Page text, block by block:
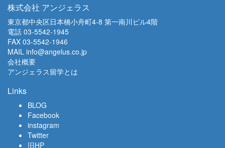
株式会社 アンジェラス
東京都中央区日本橋小舟町4-8 第一南川ビル4階
電話 03-5542-1945
FAX 03-5542-1946
MAIL info@angelus.co.jp
会社概要
アンジェラス留学とは
Links
BLOG
Facebook
instagram
Twitter
旧HP